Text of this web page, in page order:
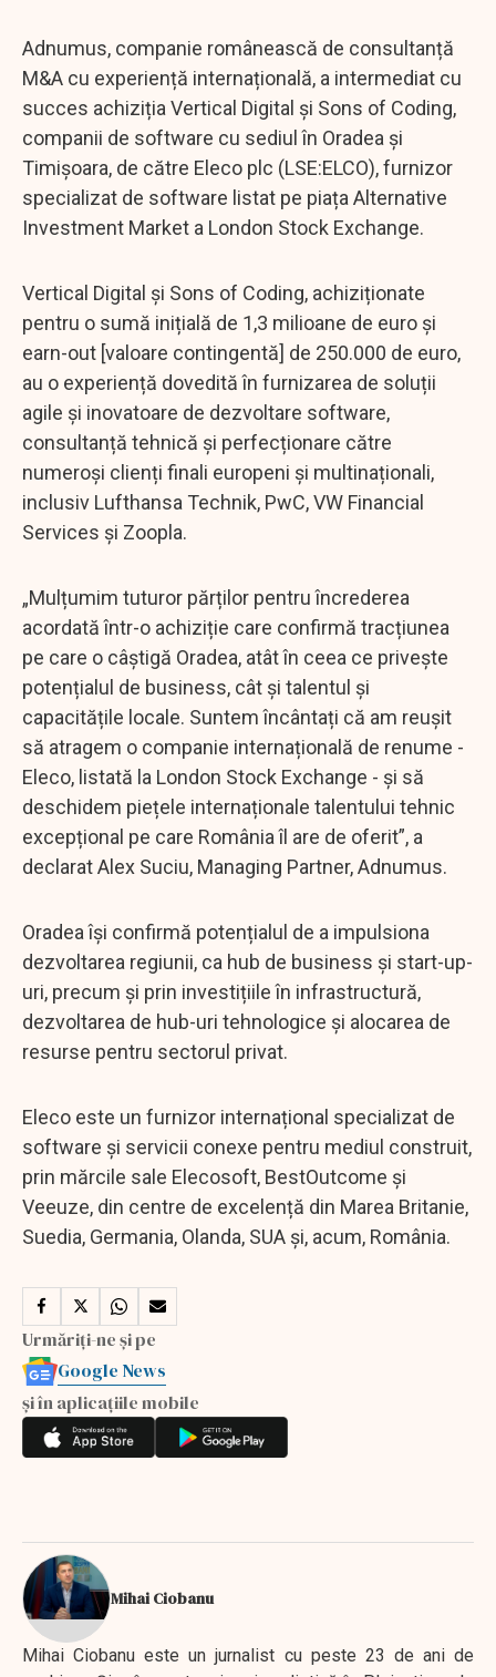
Adnumus, companie românească de consultanță
M&A cu experiență internațională, a intermediat cu
succes achiziția Vertical Digital și Sons of Coding,
companii de software cu sediul în Oradea și
Timișoara, de către Eleco plc (LSE:ELCO), furnizor
specializat de software listat pe piața Alternative
Investment Market a London Stock Exchange.
Vertical Digital și Sons of Coding, achiziționate
pentru o sumă inițială de 1,3 milioane de euro și
earn-out [valoare contingentă] de 250.000 de euro,
au o experiență dovedită în furnizarea de soluții
agile și inovatoare de dezvoltare software,
consultanță tehnică și perfecționare către
numeroși clienți finali europeni și multinaționali,
inclusiv Lufthansa Technik, PwC, VW Financial
Services și Zoopla.
„Mulțumim tuturor părților pentru încrederea
acordată într-o achiziție care confirmă tracțiunea
pe care o câștigă Oradea, atât în ceea ce privește
potențialul de business, cât și talentul și
capacitățile locale. Suntem încântați că am reușit
să atragem o companie internațională de renume -
Eleco, listată la London Stock Exchange - și să
deschidem piețele internaționale talentului tehnic
excepțional pe care România îl are de oferit”, a
declarat Alex Suciu, Managing Partner, Adnumus.
Oradea își confirmă potențialul de a impulsiona
dezvoltarea regiunii, ca hub de business și start-up-
uri, precum și prin investițiile în infrastructură,
dezvoltarea de hub-uri tehnologice și alocarea de
resurse pentru sectorul privat.
Eleco este un furnizor internațional specializat de
software și servicii conexe pentru mediul construit,
prin mărcile sale Elecosoft, BestOutcome și
Veeuze, din centre de excelență din Marea Britanie,
Suedia, Germania, Olanda, SUA și, acum, România.
Urmăriți-ne și pe
Google News
și în aplicațiile mobile
Mihai Ciobanu
Mihai Ciobanu este un jurnalist cu peste 23 de ani de